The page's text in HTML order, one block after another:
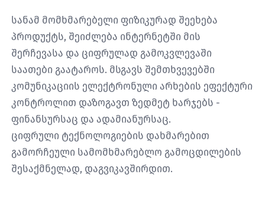
სანამ მომხმარებელი ფიზიკურად შეეხება
პროდუქტს, შეიძლება ინტერნეტში მის
შერჩევასა და ციფრულად გამოკვლევაში
საათები გაატაროს. მსგავს შემთხვევებში
კომუნიკაციის ელექტრონული არხების ეფექტური
კონტროლით დაზოგავთ ზედმეტ ხარჯებს -
ფინანსურსაც და ადამიანურსაც.
ციფრული ტექნოლოგიების დახმარებით
გამორჩეული სამომხმარებლო გამოცდილების
შესაქმნელად, დაგვიკავშირდით.